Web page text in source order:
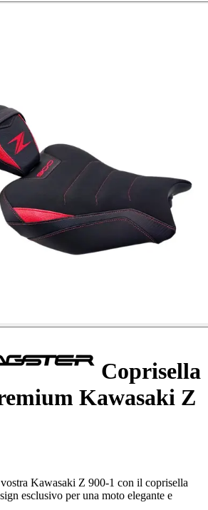
Coprisella
Kawasaki Z
Kawasaki Z 900-1 con il coprisella
esclusivo per una moto elegante e